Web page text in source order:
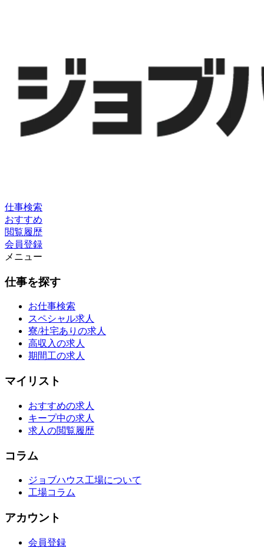
仕事検索
おすすめ
閲覧履歴
会員登録
メニュー
仕事を探す
お仕事検索
スペシャル求人
寮/社宅ありの求人
高収入の求人
期間工の求人
マイリスト
おすすめの求人
キープ中の求人
求人の閲覧履歴
コラム
ジョブハウス工場について
工場コラム
アカウント
会員登録